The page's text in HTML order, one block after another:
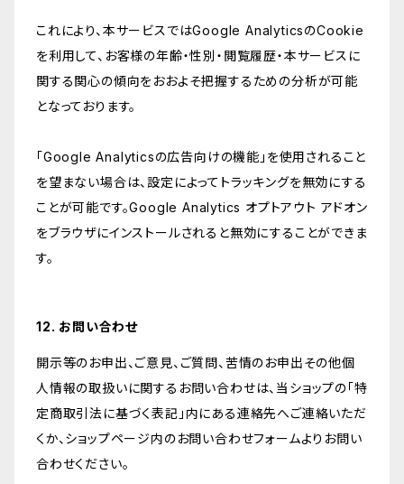
これにより、本サービスではGoogle AnalyticsのCookie
を利用して、お客様の年齢・性別・閲覧履歴・本サービスに
関する関心の傾向をおおよそ把握するための分析が可能
となっております。
「Google Analyticsの広告向けの機能」を使用されること
を望まない場合は、設定によってトラッキングを無効にする
ことが可能です。Google Analytics オプトアウト アドオン
をブラウザにインストールされると無効にすることができま
す。
12. お問い合わせ
開示等のお申出、ご意見、ご質問、苦情のお申出その他個
人情報の取扱いに関するお問い合わせは、当ショップの「特
定商取引法に基づく表記」内にある連絡先へご連絡いただ
くか、ショップページ内のお問い合わせフォームよりお問い
合わせください。